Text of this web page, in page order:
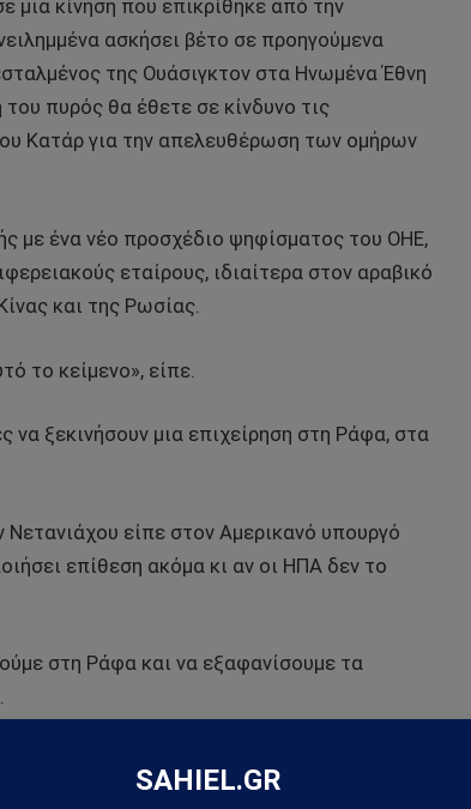
κίνηση που επικρίθηκε από την
ασκήσει βέτο σε προηγούμενα
της Ουάσιγκτον στα Ηνωμένα Έθνη
πυρός θα έθετε σε κίνδυνο τις
Κατάρ για την απελευθέρωση των ομήρων
με ένα νέο προσχέδιο ψηφίσματος του ΟΗΕ,
εταίρους, ιδιαίτερα στον αραβικό
και της Ρωσίας.
το κείμενο», είπε.
να ξεκινήσουν μια επιχείρηση στη Ράφα, στα
είπε στον Αμερικανό υπουργό
επίθεση ακόμα κι αν οι ΗΠΑ δεν το
στη Ράφα και να εξαφανίσουμε τα
καταφύγιο στα νότια της Λωρίδας
συνθήκες εν μέσω ελλείψεων σε